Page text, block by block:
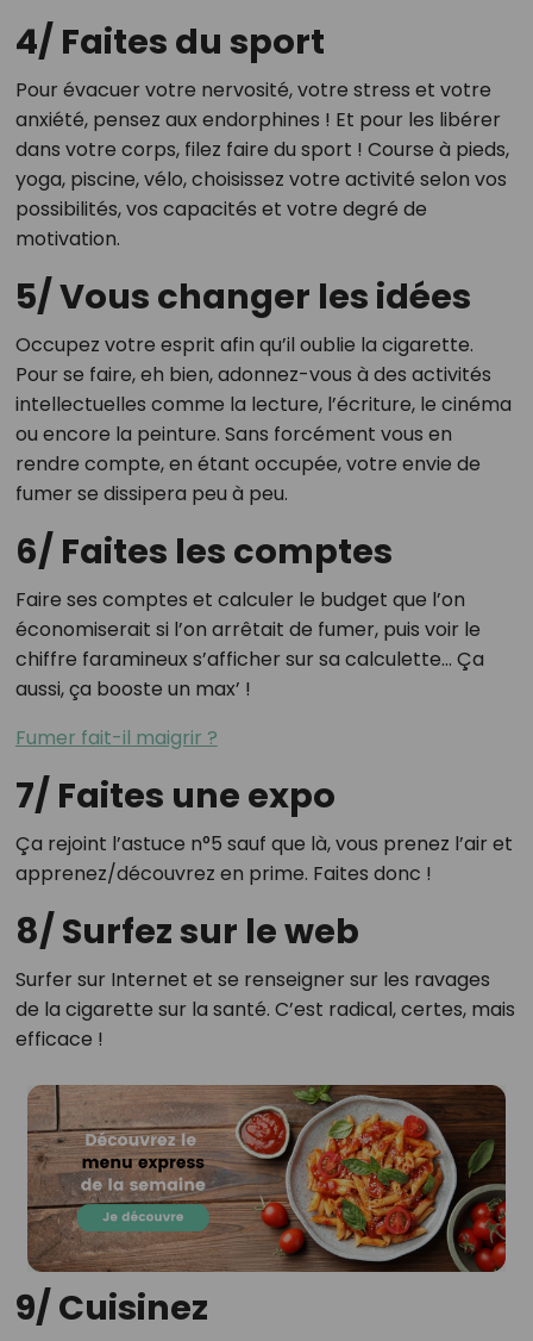
4/ Faites du sport
Pour évacuer votre nervosité, votre stress et votre
anxiété, pensez aux endorphines ! Et pour les libérer
dans votre corps, filez faire du sport ! Course à pieds,
yoga, piscine, vélo, choisissez votre activité selon vos
possibilités, vos capacités et votre degré de
motivation.
5/ Vous changer les idées
Occupez votre esprit afin qu’il oublie la cigarette.
Pour se faire, eh bien, adonnez-vous à des activités
intellectuelles comme la lecture, l’écriture, le cinéma
ou encore la peinture. Sans forcément vous en
rendre compte, en étant occupée, votre envie de
fumer se dissipera peu à peu.
6/ Faites les comptes
Faire ses comptes et calculer le budget que l’on
économiserait si l’on arrêtait de fumer, puis voir le
chiffre faramineux s’afficher sur sa calculette… Ça
aussi, ça booste un max’ !
Fumer fait-il maigrir ?
7/ Faites une expo
Ça rejoint l’astuce n°5 sauf que là, vous prenez l’air et
apprenez/découvrez en prime. Faites donc !
8/ Surfez sur le web
Surfer sur Internet et se renseigner sur les ravages
de la cigarette sur la santé. C’est radical, certes, mais
efficace !
9/ Cuisinez